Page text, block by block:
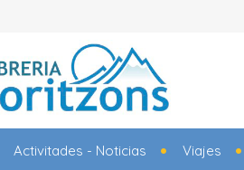
Activitades - Noticias Viajes